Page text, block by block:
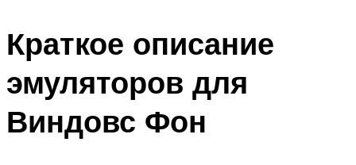
Краткое описание
эмуляторов для
Виндовс Фон